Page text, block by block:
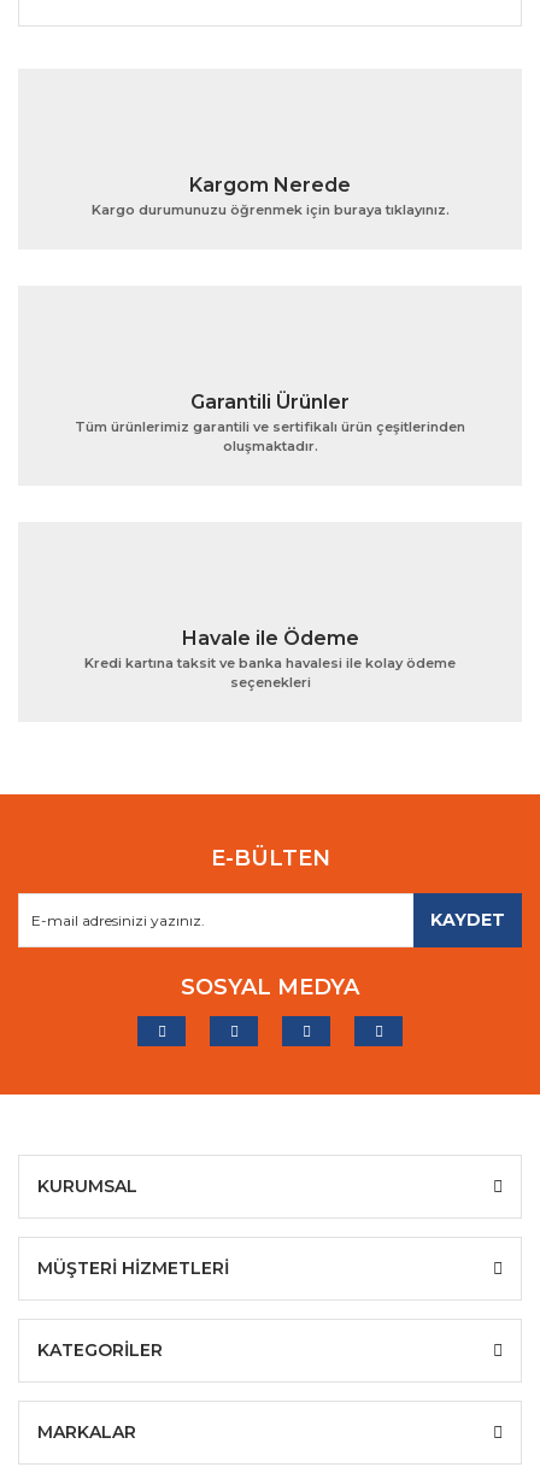
Bu ürünün fiyat bilgisi, resim, ürün açıklamalarında ve
Ürün açıklamasında eksik bilgiler bulunuyor.
Gönder
Kargom Nerede
Kargo durumunuzu öğrenmek için buraya tıklayınız.
Garantili Ürünler
Tüm ürünlerimiz garantili ve sertifikalı ürün çeşitlerinden
oluşmaktadır.
Havale ile Ödeme
Kredi kartına taksit ve banka havalesi ile kolay ödeme
seçenekleri
E-BÜLTEN
KAYDET
SOSYAL MEDYA
KURUMSAL
MÜŞTERİ HİZMETLERİ
KATEGORİLER
MARKALAR